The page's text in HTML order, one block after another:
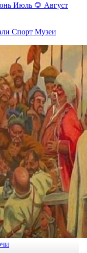
Июль 🌻 Август
Спорт Музеи